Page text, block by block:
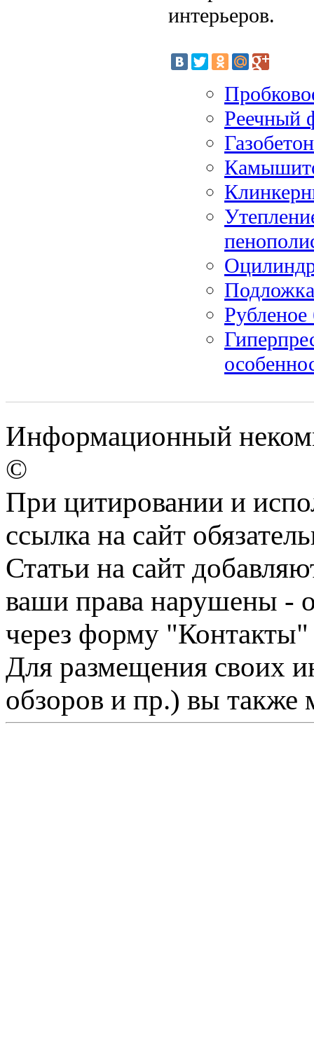
интерьеров.
Реечный
Рубленое
Информационный
©
При цитировании и
ссылка на сайт
Статьи на сайт
ваши права нарушены -
через форму "Контакты"
Для размещения своих
обзоров и пр.) вы также